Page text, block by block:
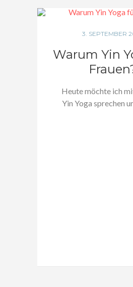
3. SEPTEMBER
Warum Yin
Heute möchte ich
Yin Yoga sprechen